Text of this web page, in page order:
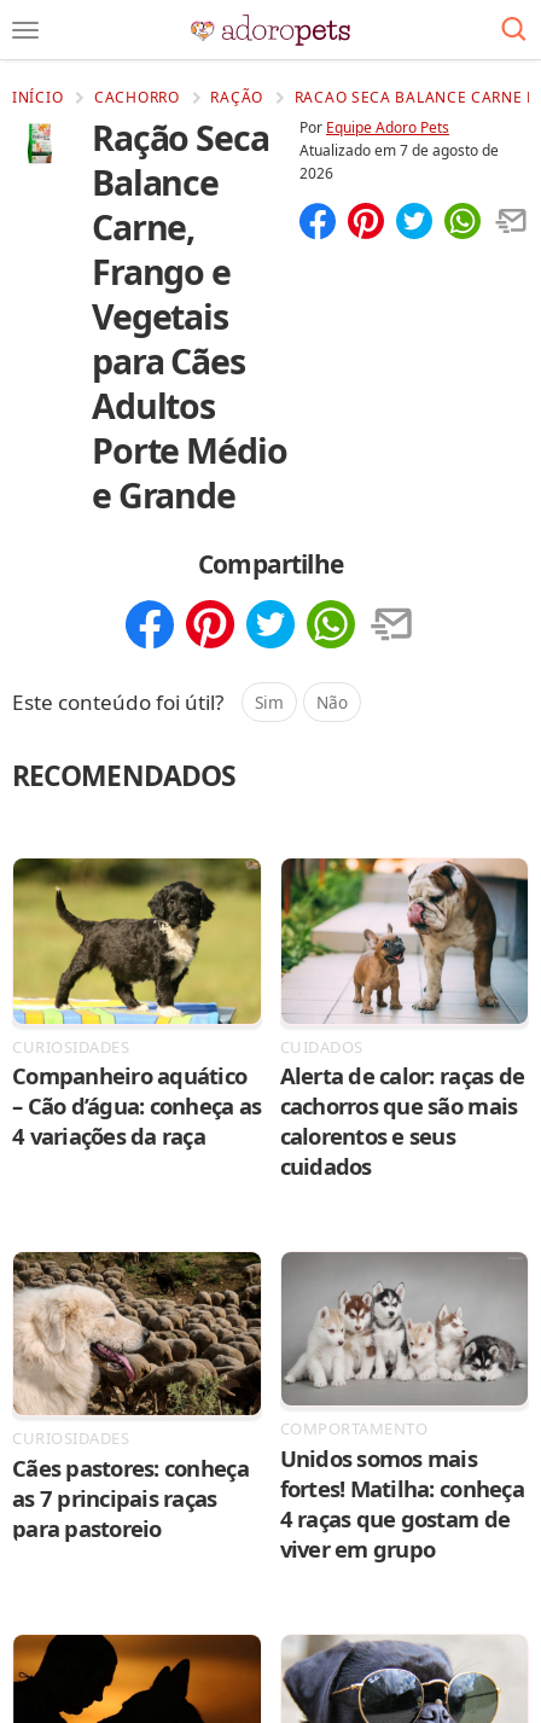
INÍCIO CACHORRO RAÇÃO RACAO SECA BALANCE CARNE
Ração Seca
Balance
Carne,
Frango e
Vegetais
para Cães
Adultos
Porte Médio
e Grande
Por Equipe Adoro Pets
Atualizado em7 de agosto de
2026
Compartilhe
Este conteúdo foi útil? Sim Não
RECOMENDADOS
CURIOSIDADES
Companheiro aquático
– Cão d’água: conheça as
4 variações da raça
CUIDADOS
Alerta de calor: raças de
cachorros que são mais
calorentos e seus
cuidados
CURIOSIDADES
Cães pastores: conheça
as 7 principais raças
para pastoreio
COMPORTAMENTO
Unidos somos mais
fortes! Matilha: conheça
4 raças que gostam de
viver em grupo